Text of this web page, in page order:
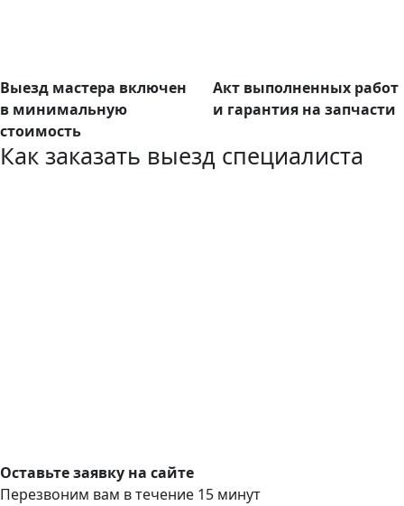
Выезд мастера включен
в минимальную
стоимость
Акт выполненных работ
и гарантия на запчасти
Как заказать выезд специалиста
Оставьте заявку на сайте
Перезвоним вам в течение 15 минут